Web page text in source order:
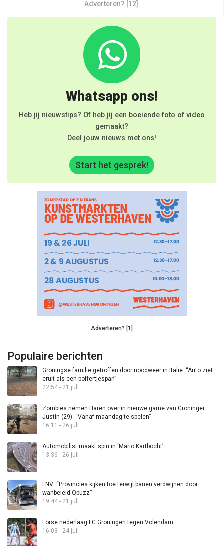
Adverteren? [12]
Whatsapp ons!
Heb jij nieuwstips? Of heb jij een boeiende foto of video
gemaakt?
Deel jouw nieuws met ons!
Start het gesprek!
Adverteren? [1]
Populaire berichten
Groningse familie getroffen door noodweer in Italië: “Auto ziet
eruit als een poffertjespan”
22:54 - 21 juli
Zombies nemen Haren over in nieuwe game van Groninger
Justin (29): “Vanaf maandag te spelen”
16:11 - 26 juli
Automobilist maakt spin in ‘Mario Kartbocht’
13:36 - 26 juli
FNV: “Provincies kijken toe terwijl banen verdwijnen door
wanbeleid Qbuzz”
19:44 - 21 juli
Forse nederlaag FC Groningen tegen Volendam
16:03 - 24 juli